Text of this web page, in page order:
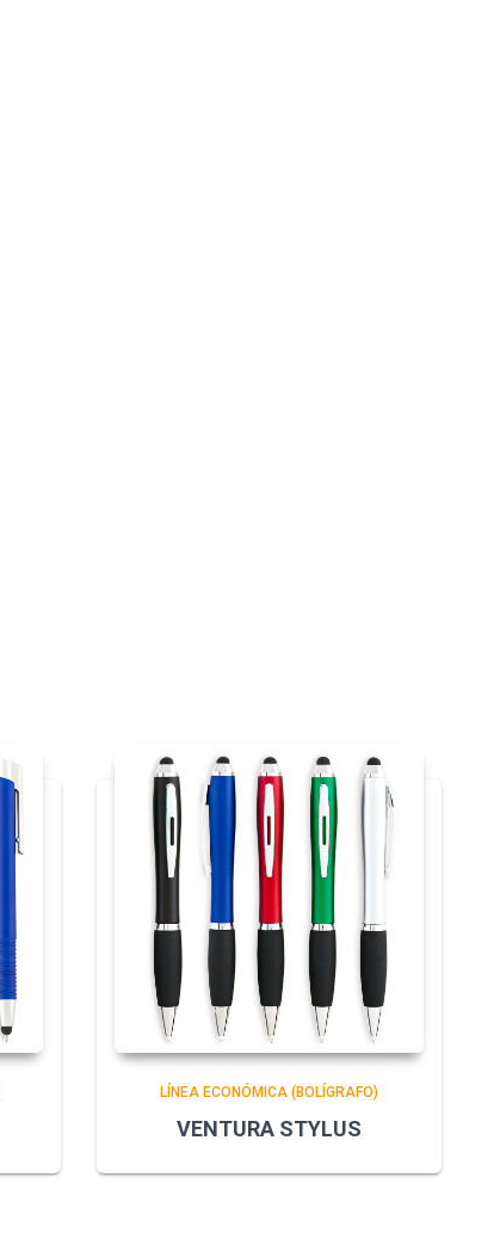
LÍNEA ECONÓMICA (BOLÍGRAFO)
VENTURA STYLUS